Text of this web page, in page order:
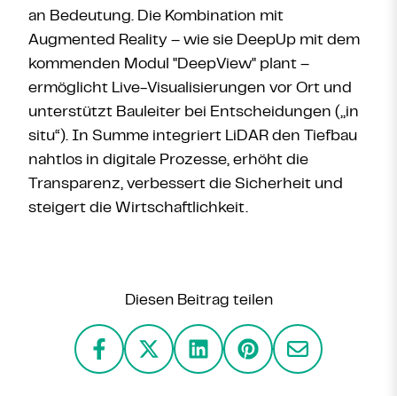
an Bedeutung. Die Kombination mit
Augmented Reality – wie sie DeepUp mit dem
kommenden Modul "DeepView" plant –
ermöglicht Live-Visualisierungen vor Ort und
unterstützt Bauleiter bei Entscheidungen („in
situ“). In Summe integriert LiDAR den Tiefbau
nahtlos in digitale Prozesse, erhöht die
Transparenz, verbessert die Sicherheit und
steigert die Wirtschaftlichkeit.
Diesen Beitrag teilen